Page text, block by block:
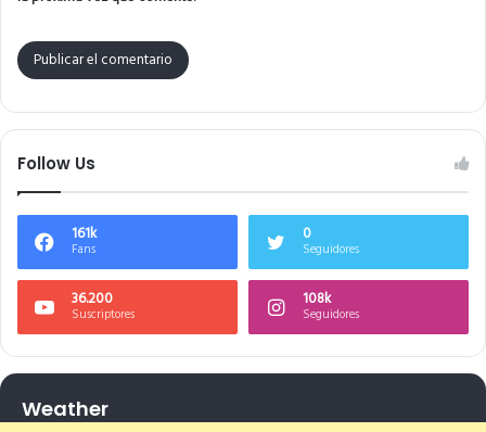
Follow Us
161k
Fans
0
Seguidores
36.200
Suscriptores
108k
Seguidores
Weather